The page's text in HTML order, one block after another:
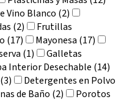
Vino Blanco (2)
(2)
Frutillas
(17)
Mayonesa (17)
(1)
Galletas
Interior Desechable (14)
Detergentes en Polvo
de Baño (2)
Porotos